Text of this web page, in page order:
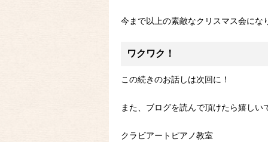
今まで以上の素敵なクリスマス会にな
ワクワク！
この続きのお話しは次回に！
また、ブログを読んで頂けたら嬉しい
クラビアートピアノ教室